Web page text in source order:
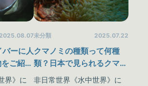
2025.08.07
ーに人
ご紹介
界》に
未分類 2025.07.22
クマノミの種類って何種
類？日本で見られるクマノ
ミと生態について
非日常世界《水中世界》に